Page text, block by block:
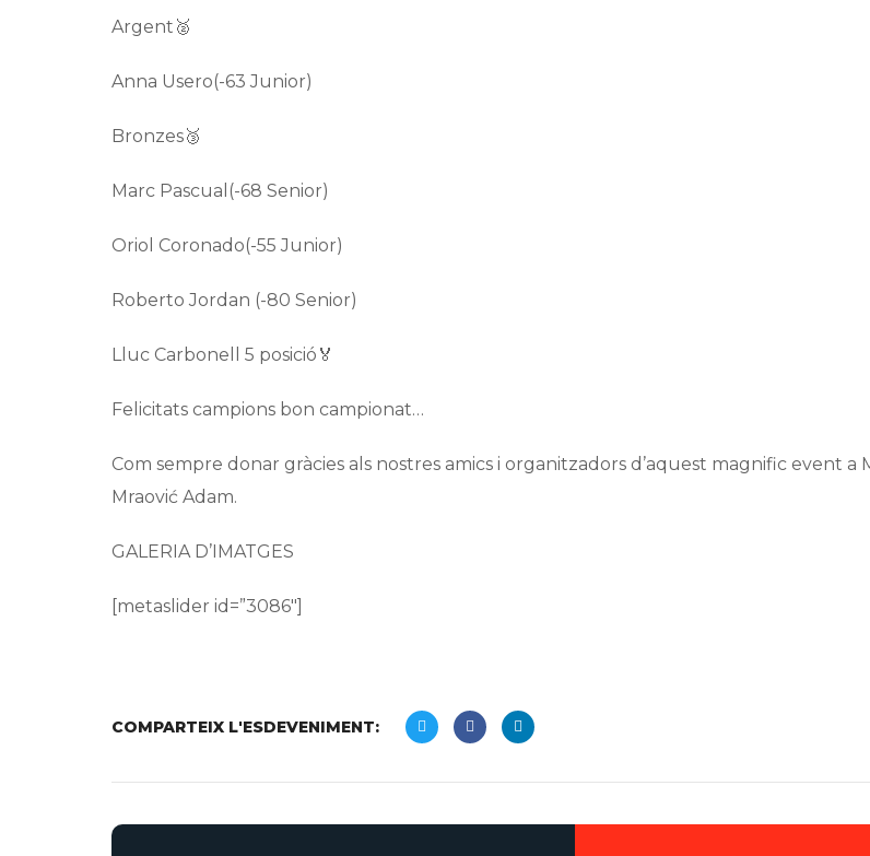
Argent🥈
Anna Usero(-63 Junior)
Bronzes🥉
Marc Pascual(-68 Senior)
Oriol Coronado(-55 Junior)
Roberto Jordan (-80 Senior)
Lluc Carbonell 5 posició🏅
Felicitats campions bon campionat…
Com sempre donar gràcies als nostres amics i organitzadors d’aquest magnific event a
Mraović Adam.
GALERIA D’IMATGES
[metaslider id=”3086″]
COMPARTEIX L'ESDEVENIMENT: